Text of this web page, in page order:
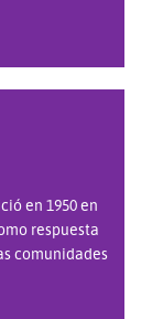
en 1950 en
respuesta
comunidades